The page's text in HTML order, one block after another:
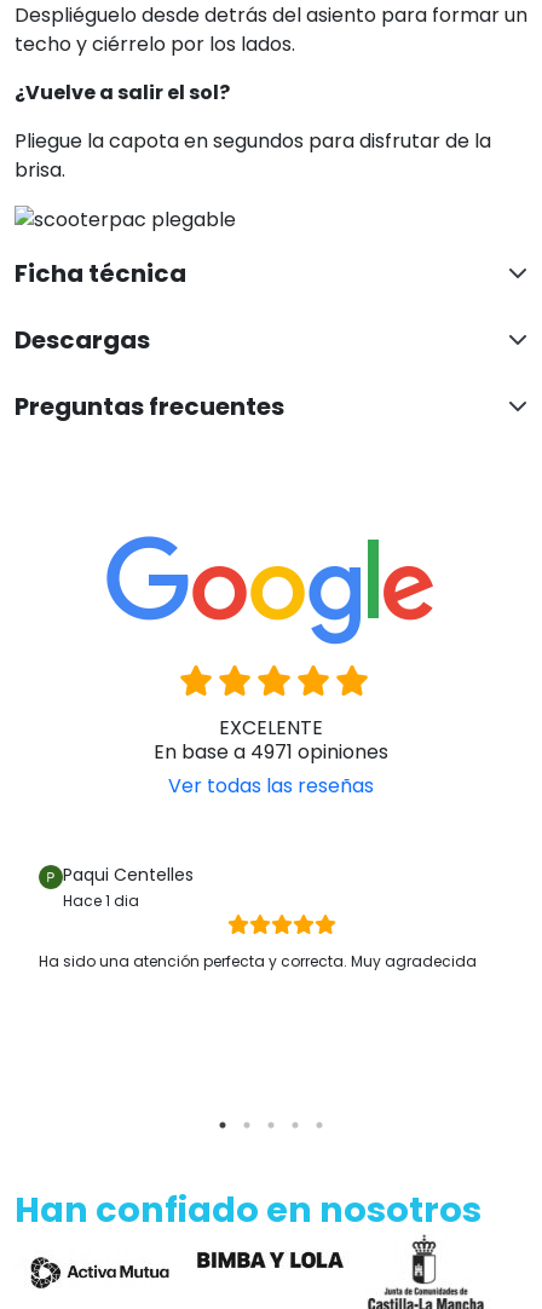
Despliéguelo desde detrás del asiento para formar un
techo y ciérrelo por los lados.
¿Vuelve a salir el sol?
Pliegue la capota en segundos para disfrutar de la
brisa.
Ficha técnica
Descargas
Preguntas frecuentes
EXCELENTE
En base a 4971 opiniones
Ver todas las reseñas
Paqui Centelles
Hace 1 dia
Ha sido una atención perfecta y correcta. Muy agradecida
Han confiado en nosotros